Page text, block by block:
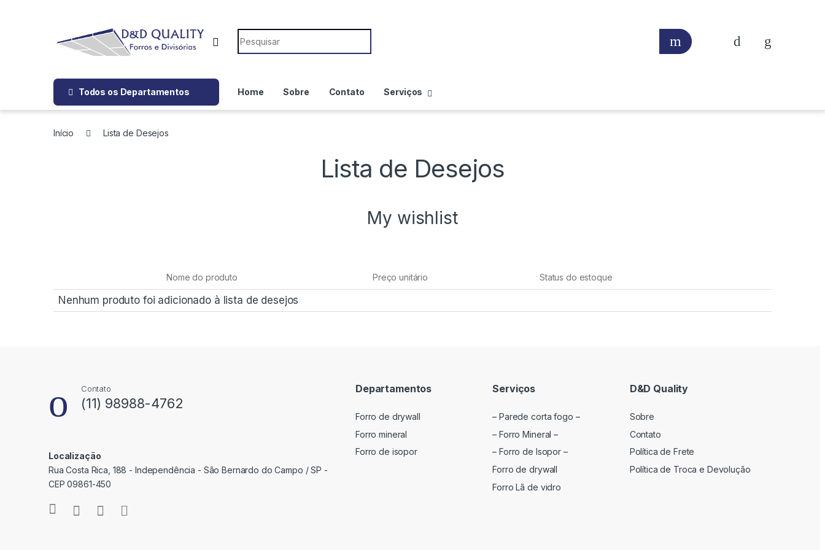
Todos os Departamentos Home Sobre Contato Serviços
Início Lista de Desejos
Lista de Desejos
My wishlist
Nome do produto Preço unitário Status do estoque
Nenhum produto foi adicionado à lista de desejos
Contato
(11) 98988-4762
Localização
Rua Costa Rica, 188 - Independência - São Bernardo do Campo / SP -
CEP 09861-450
Departamentos
Forro de drywall
Forro mineral
Forro de isopor
Serviços
– Parede corta fogo –
– Forro Mineral –
– Forro de Isopor –
Forro de drywall
Forro Lã de vidro
D&D Quality
Sobre
Contato
Política de Frete
Política de Troca e Devolução